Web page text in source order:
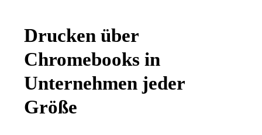
Drucken über
Chromebooks in
Unternehmen jeder
Größe